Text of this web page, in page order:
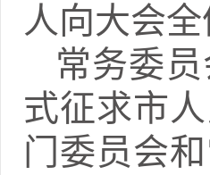
人向大会
常务委
式征求市
门委员会